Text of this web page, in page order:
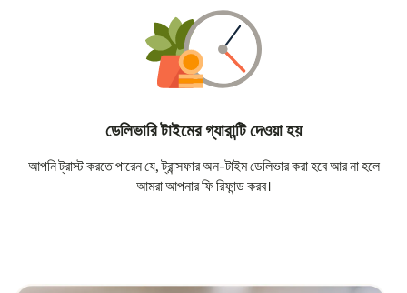
ডেলিভারি টাইমের গ্যারান্টি দেওয়া হয়
আপনি ট্রাস্ট করতে পারেন যে, ট্রান্সফার অন-টাইম ডেলিভার করা হবে আর না হলে
আমরা আপনার ফি রিফান্ড করব।